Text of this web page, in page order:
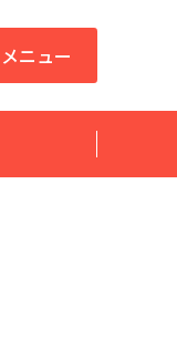
メニュー